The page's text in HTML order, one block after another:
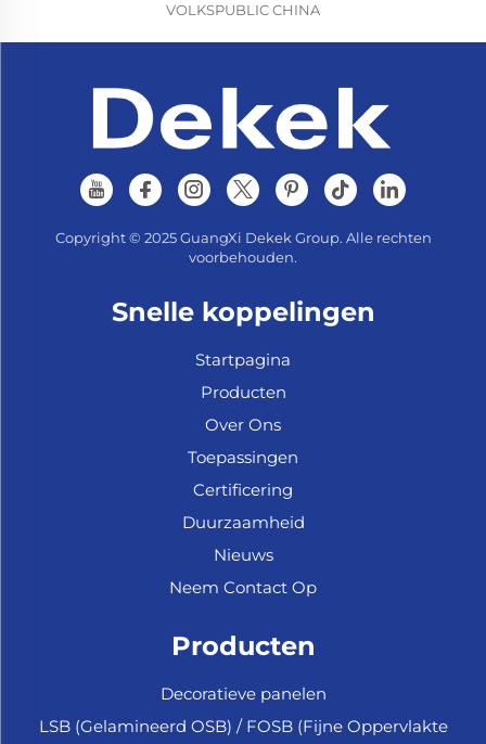
VOLKSPUBLIC CHINA
Copyright © 2025 GuangXi Dekek Group. Alle rechten
voorbehouden.
Snelle koppelingen
Startpagina
Producten
Over Ons
Toepassingen
Certificering
Duurzaamheid
Nieuws
Neem Contact Op
Producten
Decoratieve panelen
LSB (Gelamineerd OSB) / FOSB (Fijne Oppervlakte